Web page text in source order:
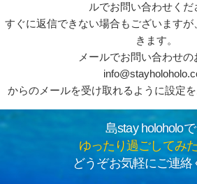
ルでお問い合わせくだ
すぐに返信できない場合もございます
きます。
メールでお問い合わせ
からのメールを受け取れるように設定
島stay holoholoで
ゆったり過ごしてみ
どうぞお気軽にご連絡